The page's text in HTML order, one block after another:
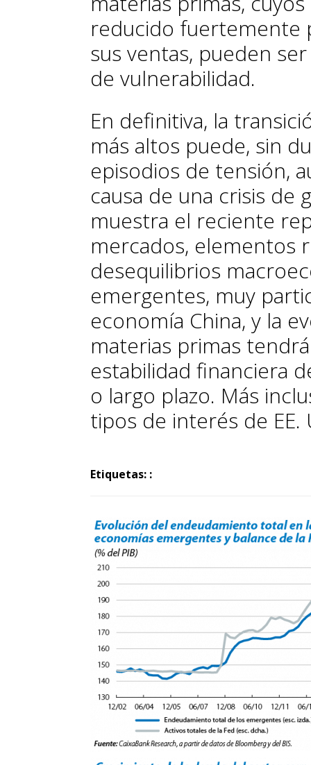
reducido fuertemente
sus ventas, pueden
de vulnerabilidad.
En definitiva, la
más al­­tos puede, sin
episodios de tensión,
causa de una crisis de
muestra el reciente
mercados, elementos
desequilibrios
emergentes, muy
economía China, y la
materias primas
estabilidad financiera
o largo plazo. Más
tipos de interés de EE.
Etiquetas: